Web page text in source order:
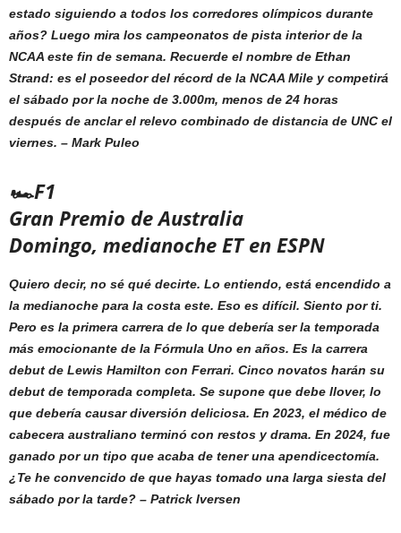
estado siguiendo a todos los corredores olímpicos durante
años? Luego mira los campeonatos de pista interior de la
NCAA este fin de semana. Recuerde el nombre de Ethan
Strand: es el poseedor del récord de la NCAA Mile y competirá
el sábado por la noche de 3.000m, menos de 24 horas
después de anclar el relevo combinado de distancia de UNC el
viernes. – Mark Puleo
🏎️F1
Gran Premio de Australia
Domingo, medianoche ET en ESPN
Quiero decir, no sé qué decirte. Lo entiendo, está encendido a
la medianoche para la costa este. Eso es difícil. Siento por ti.
Pero es la primera carrera de lo que debería ser la temporada
más emocionante de la Fórmula Uno en años. Es la carrera
debut de Lewis Hamilton con Ferrari. Cinco novatos harán su
debut de temporada completa. Se supone que debe llover, lo
que debería causar diversión deliciosa. En 2023, el médico de
cabecera australiano terminó con restos y drama. En 2024, fue
ganado por un tipo que acaba de tener una apendicectomía.
¿Te he convencido de que hayas tomado una larga siesta del
sábado por la tarde? – Patrick Iversen